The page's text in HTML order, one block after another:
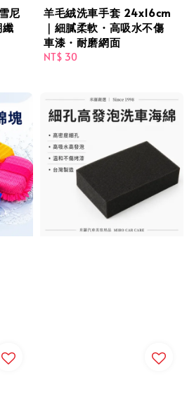
尼
羊毛絨洗車手套 24x16cm
｜細膩柔軟・高吸水不傷
車漆・耐磨網面
Regular
NT$ 30